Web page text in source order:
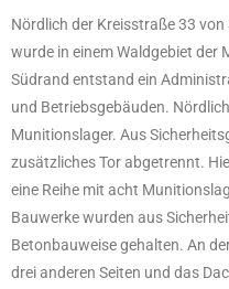
Nördlich der Kreisstraße 33
wurde in einem Waldgebiet der
Südrand entstand ein
und Betriebsgebäuden.
Munitionslager. Aus
zusätzliches Tor abgetrennt.
eine Reihe mit acht
Bauwerke wurden aus
Betonbauweise gehalten. An
drei anderen Seiten und das